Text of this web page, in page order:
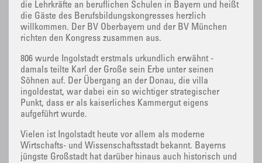
die Lehrkräfte an beruflichen Schulen in Bayern und heißt
die Gäste des Berufsbildungskongresses herzlich
willkommen. Der BV Oberbayern und der BV München
richten den Kongress zusammen aus.
806 wurde Ingolstadt erstmals urkundlich erwähnt -
damals teilte Karl der Große sein Erbe unter seinen
Söhnen auf. Der Übergang an der Donau, die villa
ingoldestat, war dabei ein so wichtiger strategischer
Punkt, dass er als kaiserliches Kammergut eigens
aufgeführt wurde.
Vielen ist Ingolstadt heute vor allem als moderne
Wirtschafts- und Wissenschaftsstadt bekannt. Bayerns
jüngste Großstadt hat darüber hinaus auch historisch und